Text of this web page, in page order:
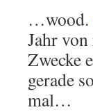
…wood.
Jahr
Zwecke
gerade
mal…